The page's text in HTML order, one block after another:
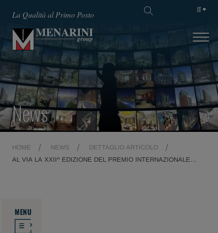
La Qualità al Primo Posto IT
News
HOME NEWS
DETTAGLIO ARTICOLO
AL VIA LA XXII^ EDIZIONE DEL PREMIO INTERNAZIONALE
MENU